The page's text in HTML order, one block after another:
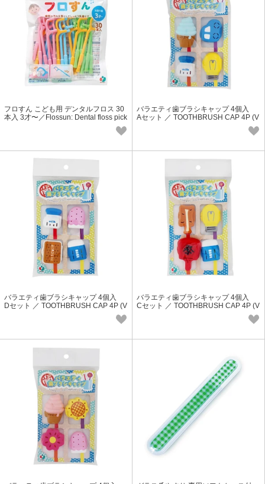
フロすん こども用 デンタルフロス 30
本入 3才〜／Flossun: Dental floss pick
バラエティ歯ブラシキャップ 4個入
Aセット ／ TOOTHBRUSH CAP 4P (V
バラエティ歯ブラシキャップ 4個入
Dセット ／ TOOTHBRUSH CAP 4P (V
バラエティ歯ブラシキャップ 4個入
Cセット ／ TOOTHBRUSH CAP 4P (V